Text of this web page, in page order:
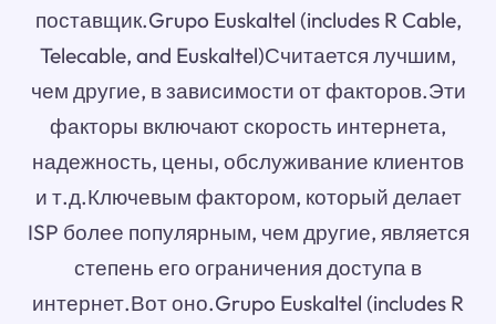
поставщик.Grupo Euskaltel (includes R Cable,
Telecable, and Euskaltel)Считается лучшим,
чем другие, в зависимости от факторов.Эти
факторы включают скорость интернета,
надежность, цены, обслуживание клиентов
и т.д.Ключевым фактором, который делает
ISP более популярным, чем другие, является
степень его ограничения доступа в
интернет.Вот оно.Grupo Euskaltel (includes R